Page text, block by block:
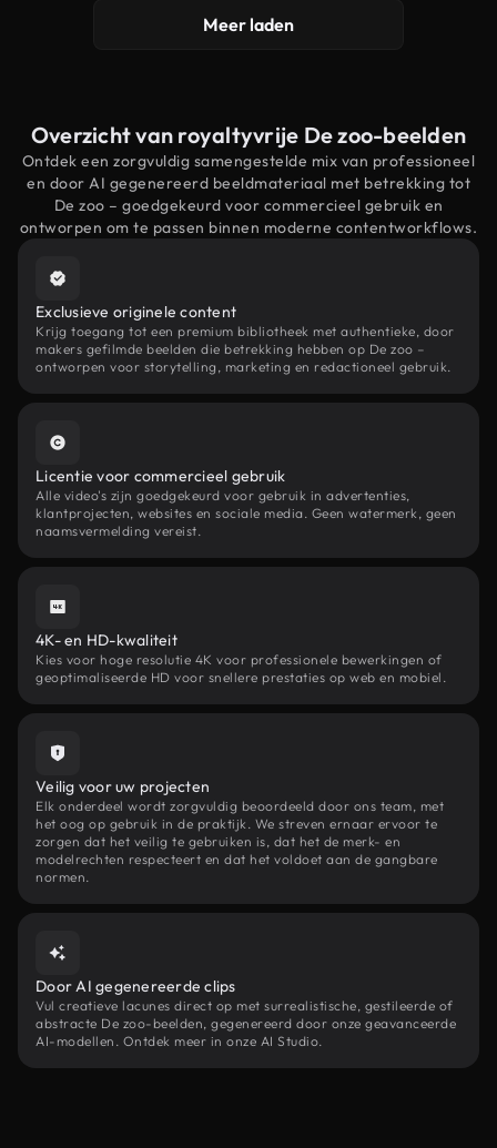
Meer laden
Overzicht van royaltyvrije De zoo-beelden
Ontdek een zorgvuldig samengestelde mix van professioneel
en door AI gegenereerd beeldmateriaal met betrekking tot
De zoo – goedgekeurd voor commercieel gebruik en
ontworpen om te passen binnen moderne contentworkflows.
Exclusieve originele content
Krijg toegang tot een premium bibliotheek met authentieke, door
makers gefilmde beelden die betrekking hebben op De zoo –
ontworpen voor storytelling, marketing en redactioneel gebruik.
Licentie voor commercieel gebruik
Alle video's zijn goedgekeurd voor gebruik in advertenties,
klantprojecten, websites en sociale media. Geen watermerk, geen
naamsvermelding vereist.
4K- en HD-kwaliteit
Kies voor hoge resolutie 4K voor professionele bewerkingen of
geoptimaliseerde HD voor snellere prestaties op web en mobiel.
Veilig voor uw projecten
Elk onderdeel wordt zorgvuldig beoordeeld door ons team, met
het oog op gebruik in de praktijk. We streven ernaar ervoor te
zorgen dat het veilig te gebruiken is, dat het de merk- en
modelrechten respecteert en dat het voldoet aan de gangbare
normen.
Door AI gegenereerde clips
Vul creatieve lacunes direct op met surrealistische, gestileerde of
abstracte De zoo-beelden, gegenereerd door onze geavanceerde
AI-modellen. Ontdek meer in onze AI Studio.